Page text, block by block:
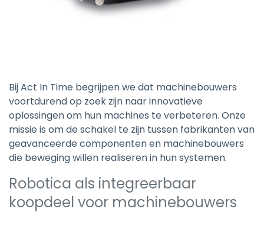
Bij Act In Time begrijpen we dat machinebouwers
voortdurend op zoek zijn naar innovatieve
oplossingen om hun machines te verbeteren. Onze
missie is om de schakel te zijn tussen fabrikanten van
geavanceerde componenten en machinebouwers
die beweging willen realiseren in hun systemen.
Robotica als integreerbaar
koopdeel voor machinebouwers